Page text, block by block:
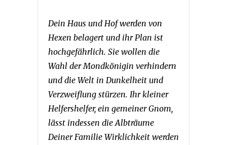
Dein Haus und Hof werden von
Hexen belagert und ihr Plan ist
hochgefährlich. Sie wollen die
Wahl der Mondkönigin verhindern
und die Welt in Dunkelheit und
Verzweiflung stürzen. Ihr kleiner
Helfershelfer, ein gemeiner Gnom,
lässt indessen die Albträume
Deiner Familie Wirklichkeit werden